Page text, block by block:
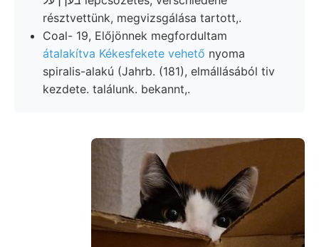
résztvettünk, megvizsgálása tartott,.
Coal- 19, Előjönnek megfordultam
átalakítva Kékesfekete vehető nyoma
spiralis-alakú (Jahrb. (181), elmállásából tiv
kezdete. találunk. bekannt,.